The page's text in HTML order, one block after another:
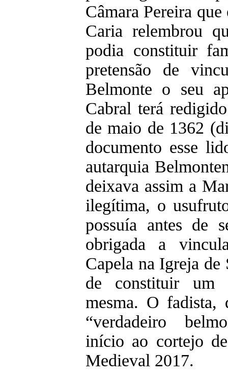
Câmara Pereira
Caria relembrou
podia constituir
pretensão de
Belmonte o seu
Cabral terá
de maio de 1362
documento esse
autarquia
deixava assim a
ilegítima, o
possuía antes de
obrigada a
Capela na Igreja de
de constituir um
mesma. O fadista,
“verdadeiro
início ao cortejo
Medieval 2017.